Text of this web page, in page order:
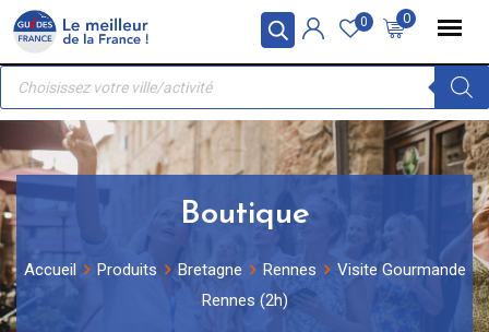
Panneau de gestion des cookies
Skip
content
0
0
Recherche
produits
Boutique
Accueil Produits Bretagne Rennes
Visite Gourmande
Rennes (2h)